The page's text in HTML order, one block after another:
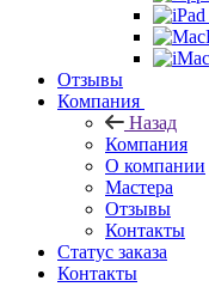
Отзывы
Компания
Назад
Компания
О компании
Мастера
Отзывы
Контакты
Статус заказа
Контакты